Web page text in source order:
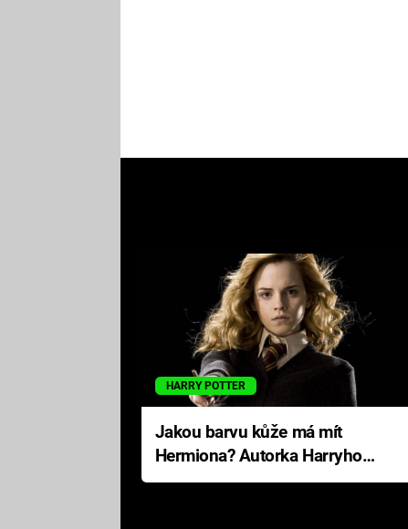
HARRY POTTER
Jakou barvu kůže má mít
Hermiona? Autorka Harryho
Pottera přišla s ráznou